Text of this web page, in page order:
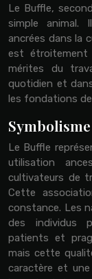
Le Buffle,
simple animal.
ancrées dans la
est étroitement
mérites du
quotidien et
les fondations
Le Buffle
utilisation
cultivateurs de
Cette
constance. Les
des individus
patients et
mais cette
caractère et